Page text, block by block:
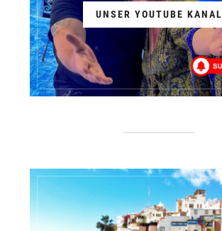
UNSER YOUTUBE KANAL